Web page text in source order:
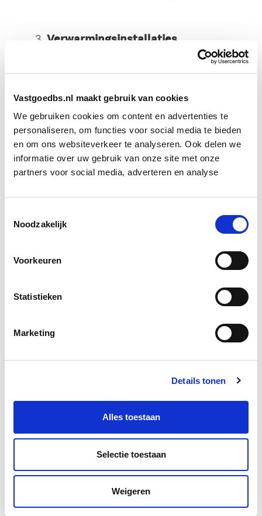
Vastgoedbs.nl maakt gebruik van cookies
We gebruiken cookies om content en advertenties te
personaliseren, om functies voor social media te bieden
en om ons websiteverkeer te analyseren. Ook delen we
informatie over uw gebruik van onze site met onze
partners voor social media, adverteren en analyse
Noodzakelijk
Voorkeuren
Statistieken
Marketing
Details tonen
Alles toestaan
Selectie toestaan
Weigeren